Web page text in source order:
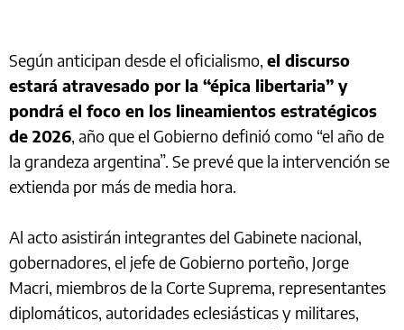
Según anticipan desde el oficialismo, el discurso
estará atravesado por la “épica libertaria” y
pondrá el foco en los lineamientos estratégicos
de 2026, año que el Gobierno definió como “el año de
la grandeza argentina”. Se prevé que la intervención se
extienda por más de media hora.
Al acto asistirán integrantes del Gabinete nacional,
gobernadores, el jefe de Gobierno porteño, Jorge
Macri, miembros de la Corte Suprema, representantes
diplomáticos, autoridades eclesiásticas y militares,